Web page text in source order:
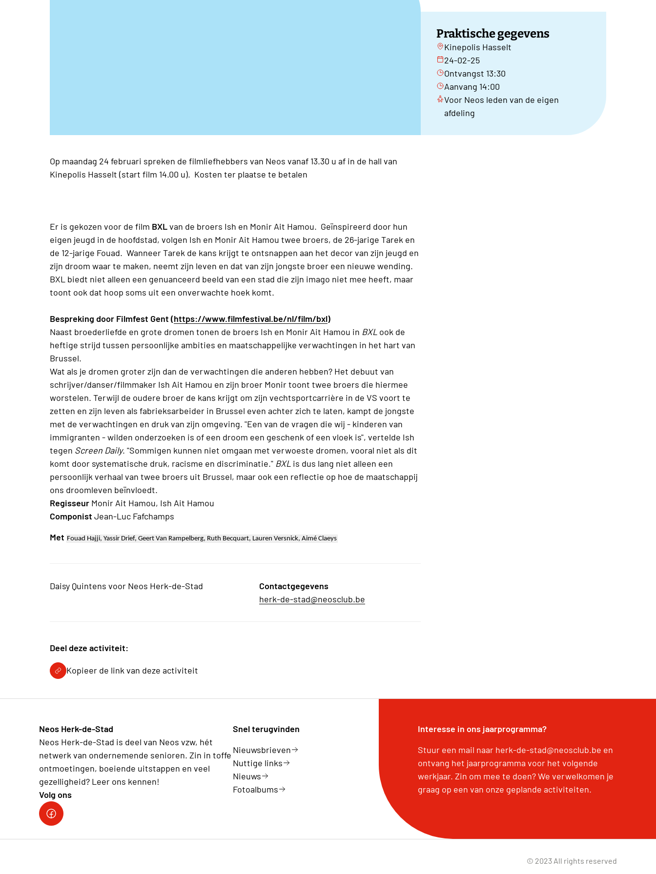
Praktische gegevens
Kinepolis Hasselt
24-02-25
Ontvangst 13:30
Aanvang 14:00
Voor Neos leden van de eigen
afdeling
Op maandag 24 februari spreken de filmliefhebbers van Neos vanaf 13.30 u af in de hall van
Kinepolis Hasselt (start film 14.00 u). Kosten ter plaatse te betalen
Er is gekozen voor de film BXLvan de broers Ish en Monir Ait Hamou. Geïnspireerd door hun
eigen jeugd in de hoofdstad, volgen Ish en Monir Ait Hamou twee broers, de 26-jarige Tarek en
de 12-jarige Fouad. Wanneer Tarek de kans krijgt te ontsnappen aan het decor van zijn jeugd en
zijn droom waar te maken, neemt zijn leven en dat van zijn jongste broer een nieuwe wending.
BXL biedt niet alleen een genuanceerd beeld van een stad die zijn imago niet mee heeft, maar
toont ook dat hoop soms uit een onverwachte hoek komt.
Bespreking door Filmfest Gent (https://www.filmfestival.be/nl/film/bxl)
Naast broederliefde en grote dromen tonen de broers Ish en Monir Ait Hamou in BXL ook de
heftige strijd tussen persoonlijke ambities en maatschappelijke verwachtingen in het hart van
Brussel.
Wat als je dromen groter zijn dan de verwachtingen die anderen hebben? Het debuut van
schrijver/danser/filmmaker Ish Ait Hamou en zijn broer Monir toont twee broers die hiermee
worstelen. Terwijl de oudere broer de kans krijgt om zijn vechtsportcarrière in de VS voort te
zetten en zijn leven als fabrieksarbeider in Brussel even achter zich te laten, kampt de jongste
met de verwachtingen en druk van zijn omgeving. "Een van de vragen die wij - kinderen van
immigranten - wilden onderzoeken is of een droom een ​​geschenk of een vloek is", vertelde Ish
tegen Screen Daily. "Sommigen kunnen niet omgaan met verwoeste dromen, vooral niet als dit
komt door systematische druk, racisme en discriminatie." BXL is dus lang niet alleen een
persoonlijk verhaal van twee broers uit Brussel, maar ook een reflectie op hoe de maatschappij
ons droomleven beïnvloedt.
Regisseur Monir Ait Hamou, Ish Ait Hamou
Componist Jean-Luc Fafchamps
Met Fouad Hajji, Yassir Drief, Geert Van Rampelberg, Ruth Becquart, Lauren Versnick, Aimé Claeys
Daisy Quintens voor Neos Herk-de-Stad
Contactgegevens
herk-de-stad@neosclub.be
Deel deze activiteit:
Kopieer de link van deze activiteit
Neos Herk-de-Stad
Neos Herk-de-Stad is deel van Neos vzw, hét
netwerk van ondernemende senioren. Zin in toffe
ontmoetingen, boeiende uitstappen en veel
gezelligheid? Leer ons kennen!
Volg ons
Facebook Herk-de-Stad
Snel terugvinden
Nieuwsbrieven
Nuttige links
Nieuws
Fotoalbums
Interesse in ons jaarprogramma?
Stuur een mail naar herk-de-stad@neosclub.be en
ontvang het jaarprogramma voor het volgende
werkjaar. Zin om mee te doen? We verwelkomen je
graag op een van onze geplande activiteiten.
© 2023 All rights reserved